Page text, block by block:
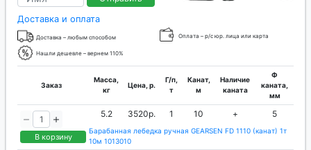
Доставка и оплата
Доставка – любым способом Оплата – р/с юр. лица или карта
Нашли дешевле – вернем 110%
Заказ
Масса,
кг
Цена, р.
Г/п,
т
Канат,
м
Наличие
каната
Ф
каната,
мм
В корзину
5.2 3520р. 1 10 + 5
Барабанная лебедка ручная GEARSEN FD 1110 (канат) 1т
10м 1013010